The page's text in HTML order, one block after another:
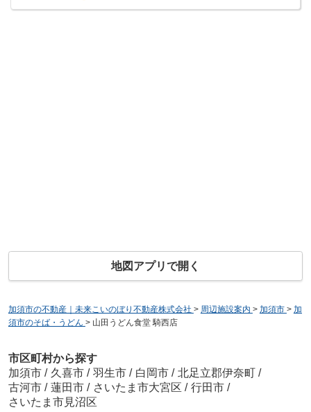
地図アプリで開く
加須市の不動産｜未来こいのぼり不動産株式会社 > 周辺施設案内 > 加須市 > 加
須市のそば・うどん > 山田うどん食堂 騎西店
市区町村から探す
加須市 / 久喜市 / 羽生市 / 白岡市 / 北足立郡伊奈町 /
古河市 / 蓮田市 / さいたま市大宮区 / 行田市 /
さいたま市見沼区